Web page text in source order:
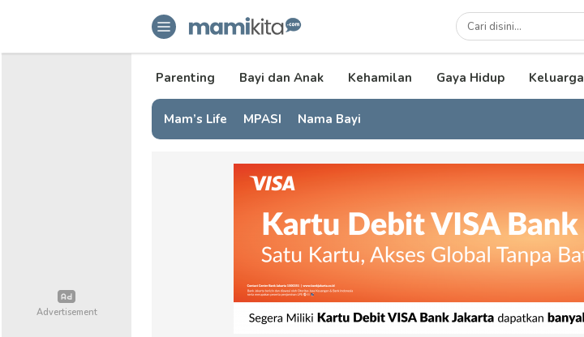
mamikita.com
Informasi Parenting untuk Mami Milenial
Parenting Bayi dan Anak Kehamilan Gaya Hidup Keluarga
Mam’s Life MPASI Nama Bayi